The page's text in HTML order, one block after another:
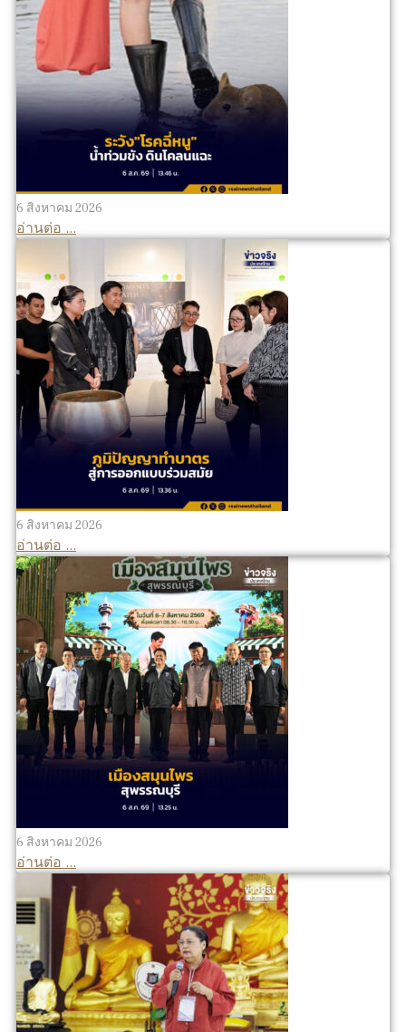
6 สิงหาคม 2026
อ่านต่อ ...
6 สิงหาคม 2026
อ่านต่อ ...
6 สิงหาคม 2026
อ่านต่อ ...